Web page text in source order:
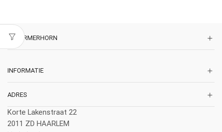
SCHERMERHORN
INFORMATIE
ADRES
Korte Lakenstraat 22
2011 ZD HAARLEM